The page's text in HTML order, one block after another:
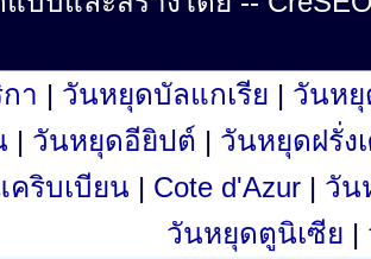
า | วันหยุดบัลแกเรีย | วันหยุ
| วันหยุดอียิปต์ | วันหยุดฝรั่ง
คริบเบียน | Cote d'Azur | วัน
วันหยุดตูนิเซีย |